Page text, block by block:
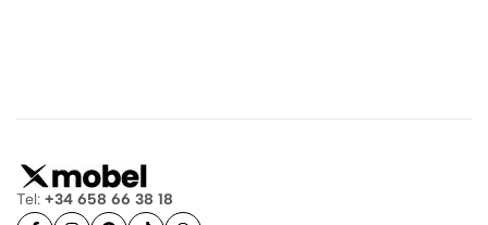
Tel: +34 658 66 38 18